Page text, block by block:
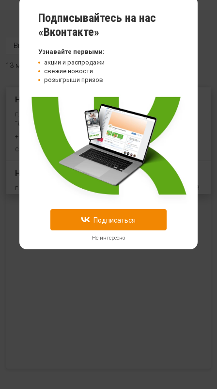
13 магазинов
HealthStore на ул. Угличская
г. Ярославль, ул. Угличская, 8/46, рядом со входом в
"WeiderSport"
+7 (961) 154-19-36
с 10:00 до 21:00 (без выходных)
HealthStore в ТРЦ "Виктория Плаза"
г. Рязань, Первомайский проспект, 70, корп.1, цокольный
этаж, рядом со входом "Эльдорадо"
+7 (910) 969-41-14
с 10:00 до 22:00 (без выходных)
HealthStore в ТРЦ "Ковров-Молл"
Подписывайтесь на нас
«Вконтакте»
Узнавайте первыми:
акции и распродажи
свежие новости
розыгрыши призов
Подписаться
Не интересно